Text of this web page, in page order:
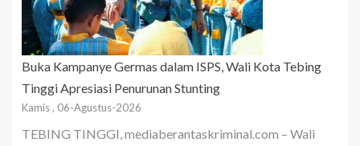
Buka Kampanye Germas dalam ISPS, Wali Kota Tebing
Tinggi Apresiasi Penurunan Stunting
Kamis , 06-Agustus-2026
TEBING TINGGI, mediaberantaskriminal.com – Wali